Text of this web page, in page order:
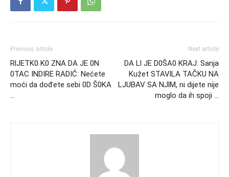
Previous article
RlJETK0 K0 ZNA DA JE 0N
0TAC INDIRE RADIĆ: Nećete
moći da dođete sebi 0D Š0KA
…
Next article
DA Ll JE D0ŠA0 KRAJ: Sanja
Kužet STAVlLA TAČKU NA
LJUBAV SA NJlM, ni dijete nije
moglo da ih spoji …